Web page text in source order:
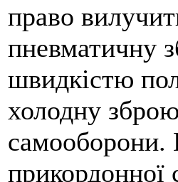
право
пневматичну
швидкістю
холодну
самооборони.
прикордонної